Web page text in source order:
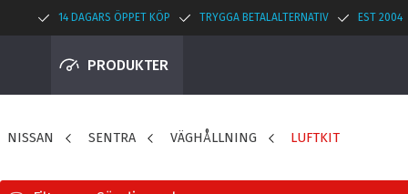
14 DAGARS ÖPPET KÖP TRYGGA BETALALTERNATIV EST 2004
PRODUKTER
NISSAN SENTRA VÄGHÅLLNING LUFTKIT